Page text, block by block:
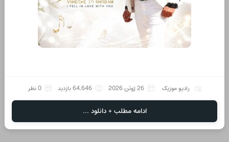
رادیو موزیک 26 ژوئن 2026 64,646 بازدید 0 نظر
ادامه مطلب + دانلود ...